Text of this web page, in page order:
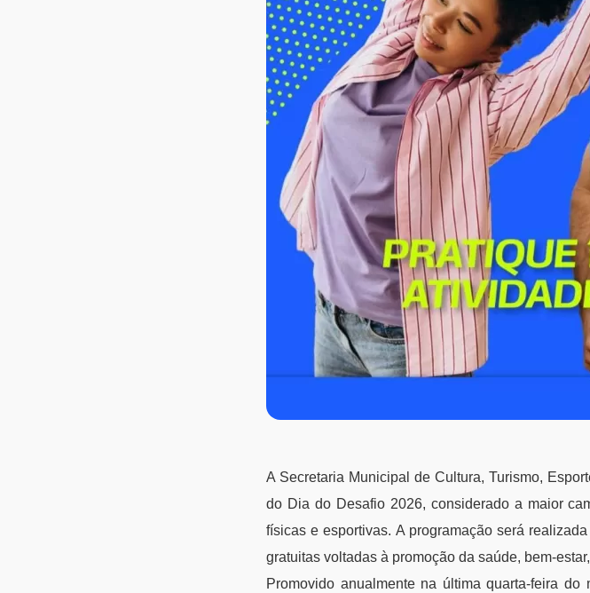
A Secretaria Municipal de Cultura, Turismo,
do Dia do Desafio 2026, considerado a maior
físicas e esportivas. A programação será
gratuitas voltadas à promoção da saúde, bem-
Promovido anualmente na última quarta-feira